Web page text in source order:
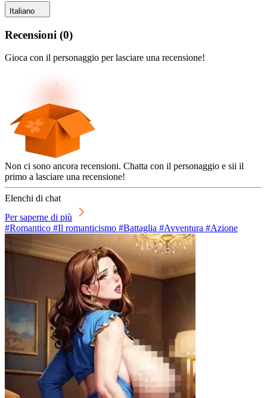
Italiano
Recensioni (0)
Gioca con il personaggio per lasciare una recensione!
Non ci sono ancora recensioni. Chatta con il personaggio e sii il
primo a lasciare una recensione!
Elenchi di chat
Per saperne di più
#Romantico #Il romanticismo #Battaglia #Avventura #Azione